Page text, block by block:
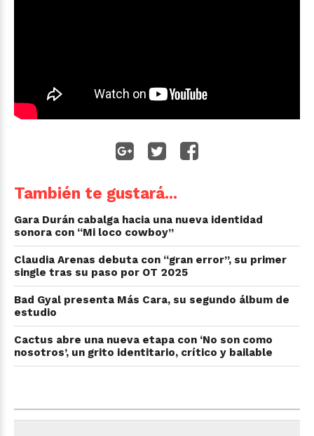
También te gustará...
Gara Durán cabalga hacia una nueva identidad
sonora con “Mi loco cowboy”
Claudia Arenas debuta con “gran error”, su primer
single tras su paso por OT 2025
Bad Gyal presenta Más Cara, su segundo álbum de
estudio
Cactus abre una nueva etapa con ‘No son como
nosotros’, un grito identitario, crítico y bailable